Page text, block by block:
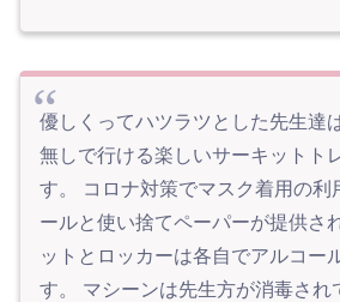
優しくってハツラツとした先生達
無しで行ける楽しいサーキットト
す。 コロナ対策でマスク着用の利
ールと使い捨てペーパーが提供さ
ットとロッカーは各自でアルコー
す。 マシーンは先生方が消毒され